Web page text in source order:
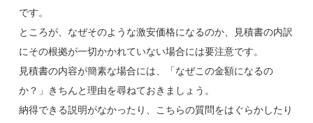
です。
ところが、なぜそのような激安価格になるのか、見積書の内訳
にその根拠が一切かかれていない場合には要注意です。
見積書の内容が簡素な場合には、「なぜこの金額になるの
か？」きちんと理由を尋ねておきましょう。
納得できる説明がなかったり、こちらの質問をはぐらかしたり